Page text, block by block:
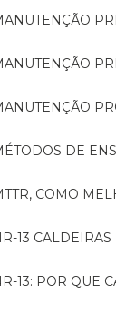
MANUTENÇÃO
MANUTENÇÃO
MANUTENÇÃO
MÉTODOS DE
MTTR, COMO
NR-13
NR-13: POR